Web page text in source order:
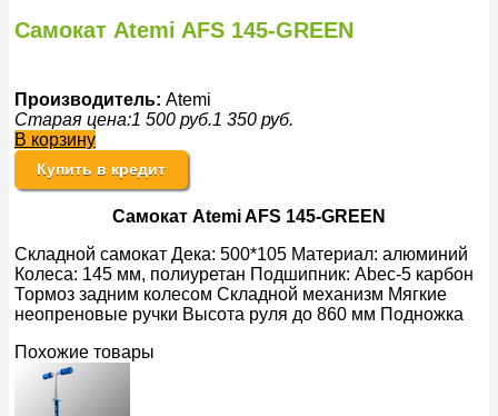
Самокат Atemi AFS 145-GREEN
Производитель: Atemi
Старая цена:1 500 руб.1 350 руб.
В корзину
Купить в кредит
Самокат Atemi AFS 145-GREEN
Складной самокат Дека: 500*105 Материал: алюминий
Колеса: 145 мм, полиуретан Подшипник: Abec-5 карбон
Тормоз задним колесом Складной механизм Мягкие
неопреновые ручки Высота руля до 860 мм Подножка
Похожие товары